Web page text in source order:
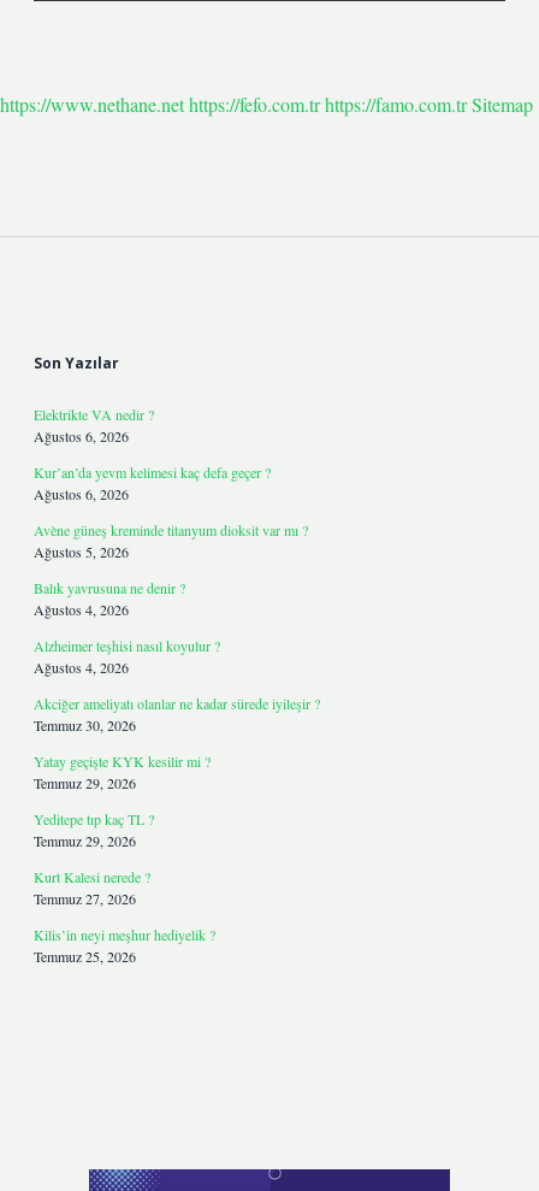
https://www.nethane.nethttps://fefo.com.trhttps://famo.com.trSitemap
Son Yazılar
Elektrikte VA nedir ?
Ağustos 6, 2026
Kur’an’da yevm kelimesi kaç defa geçer ?
Ağustos 6, 2026
Avène güneş kreminde titanyum dioksit var mı ?
Ağustos 5, 2026
Balık yavrusuna ne denir ?
Ağustos 4, 2026
Alzheimer teşhisi nasıl koyulur ?
Ağustos 4, 2026
Akciğer ameliyatı olanlar ne kadar sürede iyileşir ?
Temmuz 30, 2026
Yatay geçişte KYK kesilir mi ?
Temmuz 29, 2026
Yeditepe tıp kaç TL ?
Temmuz 29, 2026
Kurt Kalesi nerede ?
Temmuz 27, 2026
Kilis’in neyi meşhur hediyelik ?
Temmuz 25, 2026